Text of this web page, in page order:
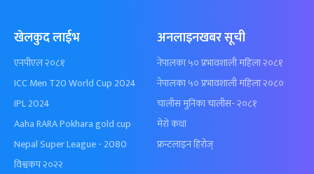
खेलकुद लाईभ
एनपीएल २०८१
ICC Men T20 World Cup 2024
IPL 2024
Aaha RARA Pokhara gold cup
Nepal Super League - 2080
विश्वकप २०२२
अनलाइनखबर सूची
नेपालका ५० प्रभावशाली महिला २०८१
नेपालका ५० प्रभावशाली महिला २०८०
चालीस मुनिका चालीस- २०८१
मेरो कथा
फ्रन्टलाइन हिरोज्